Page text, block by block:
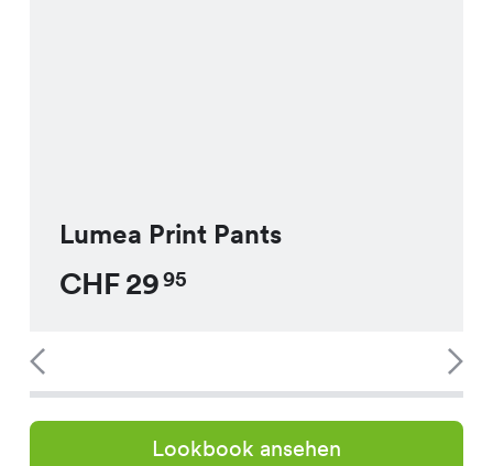
Lumea Print Pants
CHF2995
Lookbook ansehen